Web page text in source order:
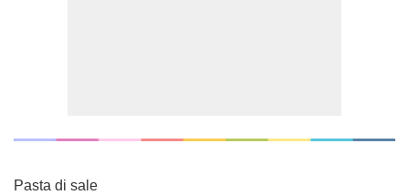
Pasta di sale